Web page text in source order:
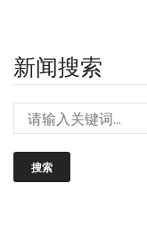
新闻搜索
搜索